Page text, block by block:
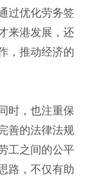
过优化劳务签
来港发展，还
，推动经济的
时，也注重保
善的法律法规
工之间的公平
路，不仅有助